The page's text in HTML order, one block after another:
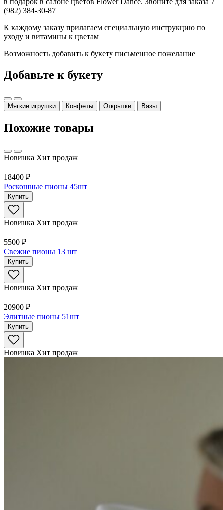
(982) 384-30-87
К каждому заказу прилагаем специальную инструкцию по
уходу и витамины к цветам
Возможность добавить к букету письменное пожелание
Добавьте к букету
Мягкие игрушки Конфеты Открытки Вазы
Похожие товары
Новинка Хит продаж
18400 ₽
Роскошные пионы 45шт
Купить
Новинка Хит продаж
5500 ₽
Свежие пионы 13 шт
Купить
Новинка Хит продаж
20900 ₽
Элитные пионы 51шт
Купить
Новинка Хит продаж